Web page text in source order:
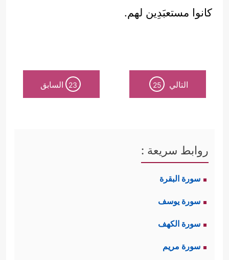
كانوا مستعبَدِين لهم.
التالي 25
23 السابق
روابط سريعة :
سورة البقرة
سورة يوسف
سورة الكهف
سورة مريم